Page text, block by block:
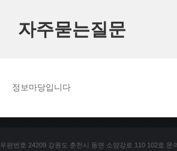
자주묻는질문
정보마당입니다
우편번호 24209 강원도 춘천시 동면 소양강로 110 102호 문